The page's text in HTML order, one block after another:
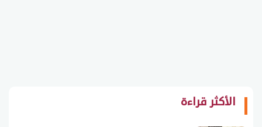
الأكثر قراءة